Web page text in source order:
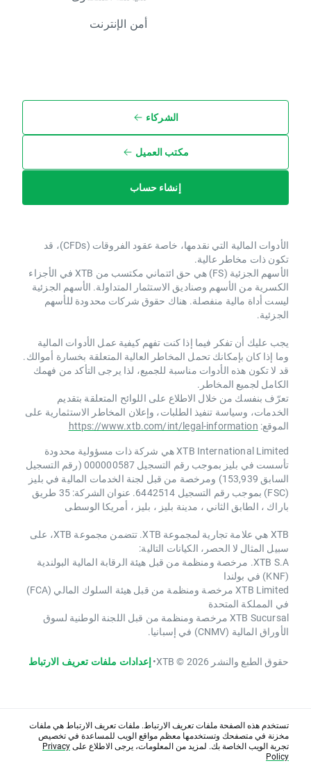
أمن الإنترنت
الشركاء
مكتب العميل
إنشاء حساب
الأدوات المالية التي نقدمها، خاصة عقود الفروقات (CFDs)، قد
تكون ذات مخاطر عالية.
الأسهم الجزئية (FS) هي حق ائتماني مكتسب من XTB ​​في الأجزاء
الكسرية من الأسهم وصناديق الاستثمار المتداولة. الأسهم الجزئية
ليست أداة مالية منفصلة. هناك حقوق شركات محدودة للأسهم
الجزئية.
يجب عليك أن تفكر فيما إذا كنت تفهم كيفية عمل الأدوات المالية
وما إذا كان بإمكانك تحمل المخاطر العالية المتعلقة بخسارة أموالك.
قد لا تكون هذه الأدوات مناسبة للجميع، لذا يرجى التأكد من فهمك
الكامل لجميع المخاطر.
تعرّف بنفسك من خلال الاطلاع على اللوائح المتعلقة بتقديم
الخدمات، وسياسة تنفيذ الطلبات، وإعلان المخاطر الاستثمارية على
الموقع: https://www.xtb.com/int/legal-information
XTB International Limited هي شركة ذات مسؤولية محدودة
تأسست في بليز بموجب رقم التسجيل 000000587 (رقم التسجيل
السابق 153,939) ومرخصة من قبل لجنة الخدمات المالية في بليز
(FSC) بموجب رقم التسجيل 6442514. عنوان الشركة: 35 طريق
باراك ، الطابق الثاني ، مدينة بليز ، بليز ، أمريكا الوسطى
XTB هي علامة تجارية لمجموعة XTB. تتضمن مجموعة XTB، على
سبيل المثال لا الحصر، الكيانات التالية:
XTB S.A. مرخصة ومنظمة من قبل هيئة الرقابة المالية البولندية
(KNF) في بولندا
XTB Limited مرخصة ومنظمة من قبل هيئة السلوك المالي (FCA)
في المملكة المتحدة
XTB Sucursal مرخصة ومنظمة من قبل اللجنة الوطنية لسوق
الأوراق المالية (CNMV) في إسبانيا.
حقوق الطبع والنشر 2026 © XTB •إعدادات ملفات تعريف الارتباط
تستخدم هذه الصفحة ملفات تعريف الارتباط. ملفات تعريف الارتباط هي ملفات
مخزنة في متصفحك وتستخدمها معظم مواقع الويب للمساعدة في تخصيص
تجربة الويب الخاصة بك. لمزيد من المعلومات، يرجى الاطلاع علىPrivacy
Policy